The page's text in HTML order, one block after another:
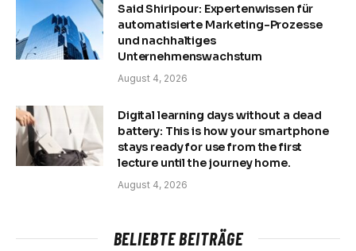
Said Shiripour: Expertenwissen für
automatisierte Marketing-Prozesse
und nachhaltiges
Unternehmenswachstum
August 4, 2026
Digital learning days without a dead
battery: This is how your smartphone
stays ready for use from the first
lecture until the journey home.
August 4, 2026
BELIEBTE BEITRÄGE